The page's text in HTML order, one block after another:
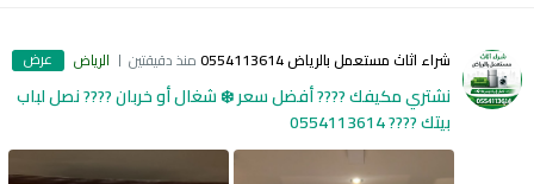
شراء اثاث مستعمل بالرياض 0554113614 منذ دقيقتين الرياض عرض
نشتري مكيفك ???? أفضل سعر ❄️ شغال أو خربان ???? نصل لباب
بيتك ???? 0554113614